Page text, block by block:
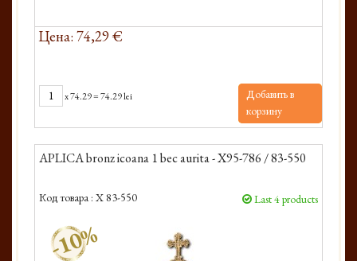
Цена: 74,29 €
x74.29=74.29 lei
Добавить в
корзину
APLICA bronz icoana 1 bec aurita - X95-786 / 83-550
Код товара : X 83-550 Last 4 products
-10%